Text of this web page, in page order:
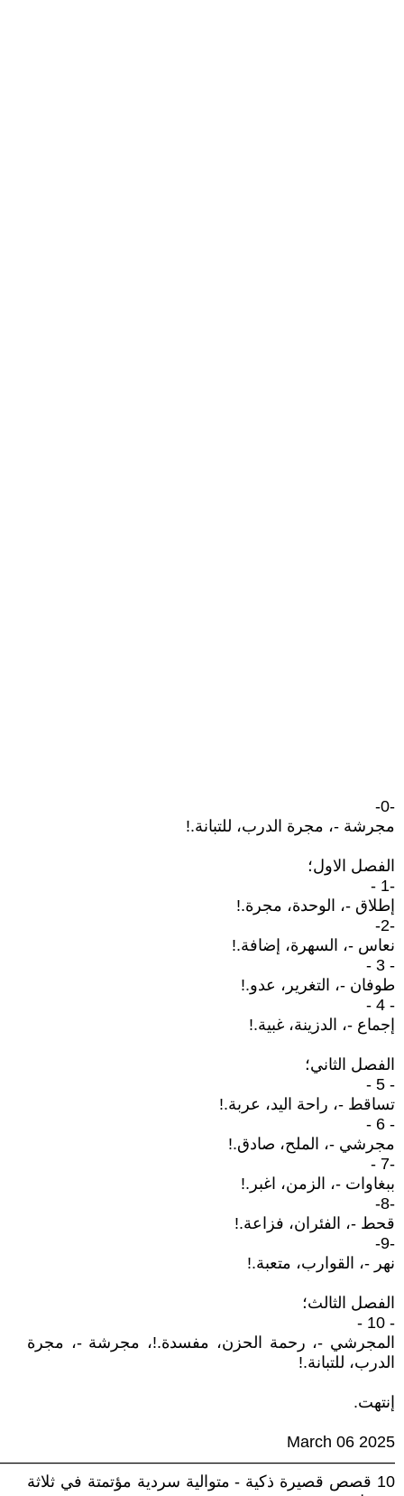
-0-
مجرشة -، مجرة الدرب، للتبانة.!
الفصل الاول؛
-1 -
إطلاق -، الوحدة، مجرة.!
-2-
نعاس -، السهرة، إضافة.!
- 3 -
طوفان -، التغرير، عدو.!
- 4 -
إجماع -، الدزينة، غبية.!
الفصل الثاني؛
- 5 -
تساقط -، راحة اليد، عربة.!
- 6 -
مجرشي -، الملح، صادق.!
-7 -
ببغاوات -، الزمن، اغبر.!
-8-
قحط -، الفئران، فزاعة.!
-9-
نهر -، القوارب، متعبة.!
الفصل الثالث؛
- 10 -
المجرشي -، رحمة الحزن، مفسدة.!، مجرشة -، مجرة
الدرب، للتبانة.!
إنتهت.
March 06 2025
10 قصص قصيرة ذكية - متوالية سردية مؤتمتة في ثلاثة